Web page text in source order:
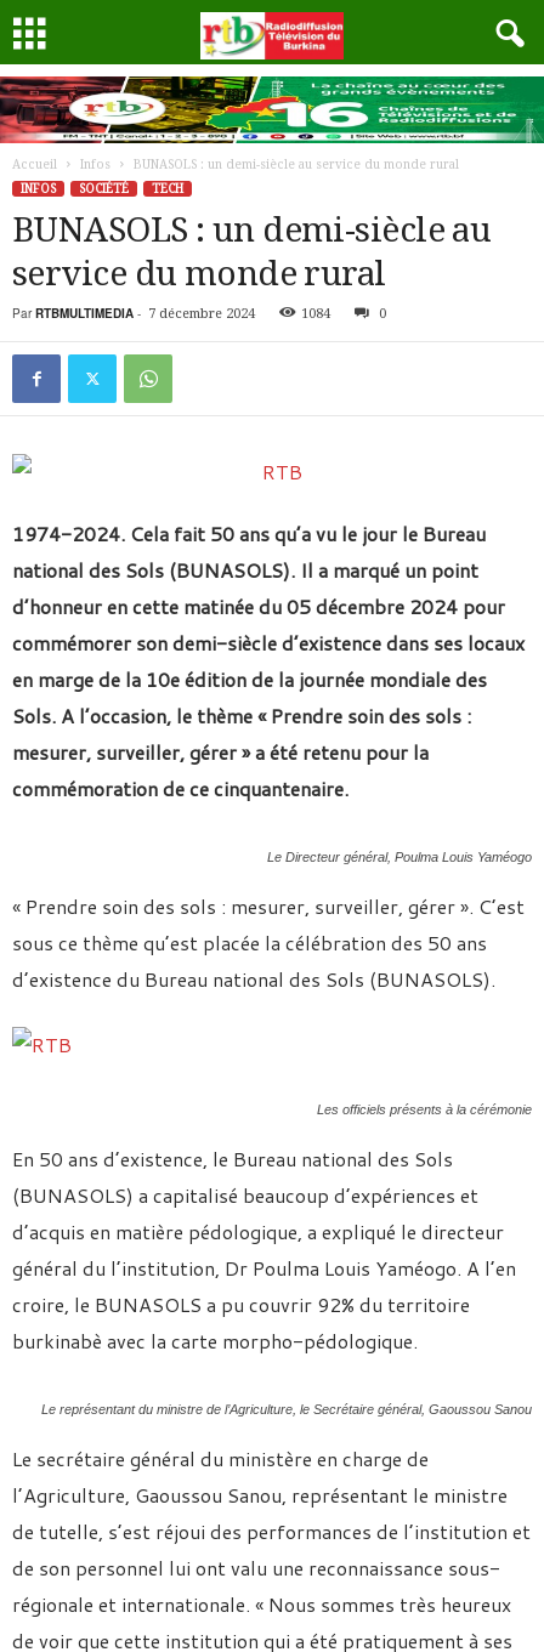
Accueil Infos
BUNASOLS : un demi-siècle au service du monde rural
INFOS
SOCIÉTÉ TECH
BUNASOLS : un demi-siècle au
service du monde rural
Par RTBMULTIMEDIA - 7 décembre 2024 1084 0
1974-2024. Cela fait 50 ans qu’a vu le jour le Bureau
national des Sols (BUNASOLS). Il a marqué un point
d’honneur en cette matinée du 05 décembre 2024 pour
commémorer son demi-siècle d’existence dans ses locaux
en marge de la 10e édition de la journée mondiale des
Sols. A l’occasion, le thème « Prendre soin des sols :
mesurer, surveiller, gérer » a été retenu pour la
commémoration de ce cinquantenaire.
Le Directeur général, Poulma Louis Yaméogo
« Prendre soin des sols : mesurer, surveiller, gérer ». C’est
sous ce thème qu’est placée la célébration des 50 ans
d’existence du Bureau national des Sols (BUNASOLS).
Les officiels présents à la cérémonie
En 50 ans d’existence, le Bureau national des Sols
(BUNASOLS) a capitalisé beaucoup d’expériences et
d’acquis en matière pédologique, a expliqué le directeur
général du l’institution, Dr Poulma Louis Yaméogo. A l’en
croire, le BUNASOLS a pu couvrir 92% du territoire
burkinabè avec la carte morpho-pédologique.
Le représentant du ministre de l’Agriculture, le Secrétaire général, Gaoussou Sanou
Le secrétaire général du ministère en charge de
l’Agriculture, Gaoussou Sanou, représentant le ministre
de tutelle, s’est réjoui des performances de l’institution et
de son personnel lui ont valu une reconnaissance sous-
régionale et internationale. « Nous sommes très heureux
de voir que cette institution qui a été pratiquement à ses